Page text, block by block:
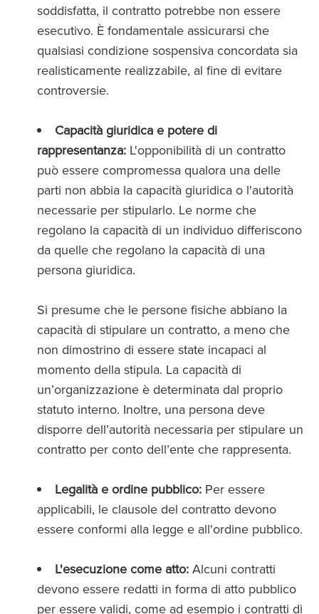
soddisfatta, il contratto potrebbe non essere
esecutivo. È fondamentale assicurarsi che
qualsiasi condizione sospensiva concordata sia
realisticamente realizzabile, al fine di evitare
controversie.
Capacità giuridica e potere di
rappresentanza: L'opponibilità di un contratto
può essere compromessa qualora una delle
parti non abbia la capacità giuridica o l'autorità
necessarie per stipularlo. Le norme che
regolano la capacità di un individuo differiscono
da quelle che regolano la capacità di una
persona giuridica.
Si presume che le persone fisiche abbiano la
capacità di stipulare un contratto, a meno che
non dimostrino di essere state incapaci al
momento della stipula. La capacità di
un’organizzazione è determinata dal proprio
statuto interno. Inoltre, una persona deve
disporre dell’autorità necessaria per stipulare un
contratto per conto dell’ente che rappresenta.
Legalità e ordine pubblico: Per essere
applicabili, le clausole del contratto devono
essere conformi alla legge e all'ordine pubblico.
L'esecuzione come atto: Alcuni contratti
devono essere redatti in forma di atto pubblico
per essere validi, come ad esempio i contratti di